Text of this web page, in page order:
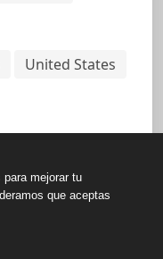
United States
mejorar tu
que aceptas